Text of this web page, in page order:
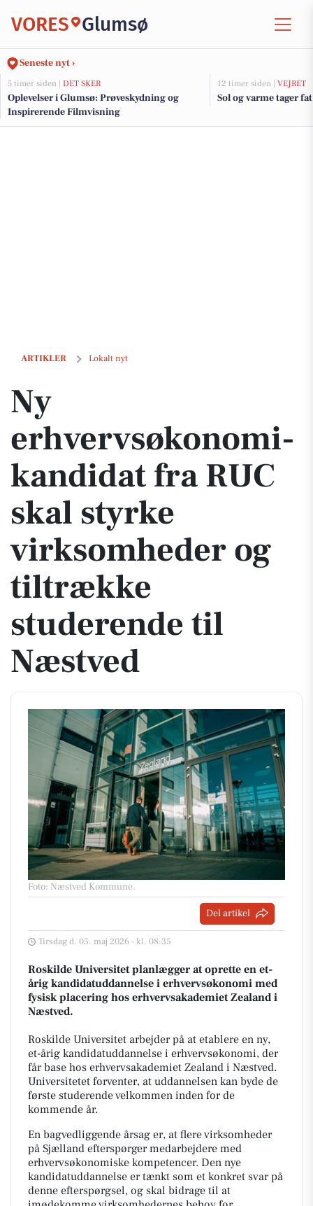
VORES Glumsø
Seneste nyt ›
5 timer siden | DET SKER
Oplevelser i Glumsø: Prøveskydning og
Inspirerende Filmvisning
12 timer siden | VEJRET
Sol og varme tager
ARTIKLER Lokalt nyt
Ny erhvervsøkonomi-kandidat fra RUC skal styrke virksomheder
Ny
erhvervsøkonomi-
kandidat fra RUC
skal styrke
virksomheder og
tiltrække
studerende til
Næstved
Foto: Næstved Kommune.
Del artikel
Tirsdag d. 05. maj 2026 - kl. 08:35
Roskilde Universitet planlægger at oprette en et-
årig kandidatuddannelse i erhvervsøkonomi med
fysisk placering hos erhvervsakademiet Zealand i
Næstved.
Roskilde Universitet arbejder på at etablere en ny,
et-årig kandidatuddannelse i erhvervsøkonomi, der
får base hos erhvervsakademiet Zealand i Næstved.
Universitetet forventer, at uddannelsen kan byde de
første studerende velkommen inden for de
kommende år.
En bagvedliggende årsag er, at flere virksomheder
på Sjælland efterspørger medarbejdere med
erhvervsøkonomiske kompetencer. Den nye
kandidatuddannelse er tænkt som et konkret svar på
denne efterspørgsel, og skal bidrage til at